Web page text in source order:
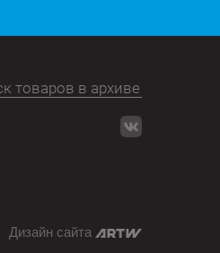
Дизайн сайта